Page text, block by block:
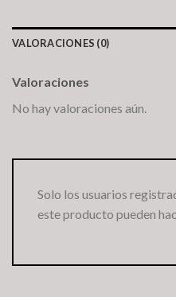
VALORACIONES (0)
Valoraciones
No hay valoraciones aún.
Solo los usuarios
este producto pueden